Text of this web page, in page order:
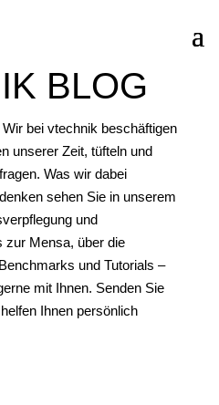
BLOG
bei vtechnik beschäftigen
unserer Zeit, tüfteln und
Was wir dabei
sehen Sie in unserem
und
zur Mensa, über die
und Tutorials –
mit Ihnen. Senden Sie
Ihnen persönlich